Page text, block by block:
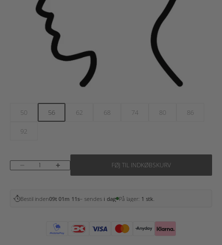
50 56 62 68 74 80 86
92
Sænk antal Øg antal FØJ TIL INDKØBSKURV
Bestil inden09t 01m 10s– sendes i dag På lager: 1 stk.